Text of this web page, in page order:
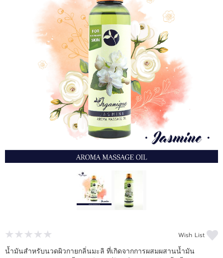
ติดต่อเรา
แจ้งชำระเงิน
Wish List
น้ำมันสำหรับนวดผิวกายกลิ่นมะลิ ที่เกิดจากการผสมผสานน้ำมัน